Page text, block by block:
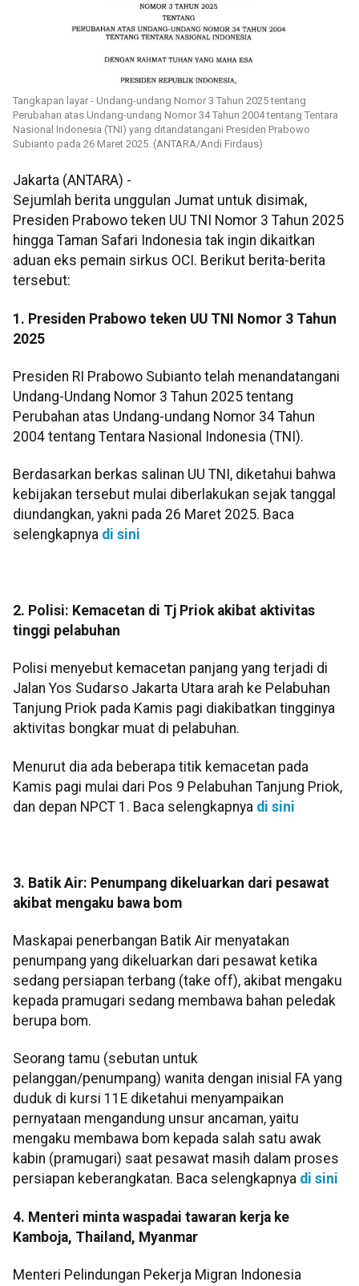
Tangkapan layar - Undang-undang Nomor 3 Tahun 2025 tentang
Perubahan atas Undang-undang Nomor 34 Tahun 2004 tentang Tentara
Nasional Indonesia (TNI) yang ditandatangani Presiden Prabowo
Subianto pada 26 Maret 2025. (ANTARA/Andi Firdaus)
Jakarta (ANTARA) -
Sejumlah berita unggulan Jumat untuk disimak,
Presiden Prabowo teken UU TNI Nomor 3 Tahun 2025
hingga Taman Safari Indonesia tak ingin dikaitkan
aduan eks pemain sirkus OCI . Berikut berita-berita
tersebut:
1. Presiden Prabowo teken UU TNI Nomor 3 Tahun
2025
Presiden RI Prabowo Subianto telah menandatangani
Undang-Undang Nomor 3 Tahun 2025 tentang
Perubahan atas Undang-undang Nomor 34 Tahun
2004 tentang Tentara Nasional Indonesia (TNI).
Berdasarkan berkas salinan UU TNI, diketahui bahwa
kebijakan tersebut mulai diberlakukan sejak tanggal
diundangkan, yakni pada 26 Maret 2025. Baca
selengkapnya di sini
2. Polisi: Kemacetan di Tj Priok akibat aktivitas
tinggi pelabuhan
Polisi menyebut kemacetan panjang yang terjadi di
Jalan Yos Sudarso Jakarta Utara arah ke Pelabuhan
Tanjung Priok pada Kamis pagi diakibatkan tingginya
aktivitas bongkar muat di pelabuhan.
Menurut dia ada beberapa titik kemacetan pada
Kamis pagi mulai dari Pos 9 Pelabuhan Tanjung Priok,
dan depan NPCT 1. Baca selengkapnya di sini
3. Batik Air: Penumpang dikeluarkan dari pesawat
akibat mengaku bawa bom
Maskapai penerbangan Batik Air menyatakan
penumpang yang dikeluarkan dari pesawat ketika
sedang persiapan terbang (take off), akibat mengaku
kepada pramugari sedang membawa bahan peledak
berupa bom.
Seorang tamu (sebutan untuk
pelanggan/penumpang) wanita dengan inisial FA yang
duduk di kursi 11E diketahui menyampaikan
pernyataan mengandung unsur ancaman, yaitu
mengaku membawa bom kepada salah satu awak
kabin (pramugari) saat pesawat masih dalam proses
persiapan keberangkatan. Baca selengkapnya di sini
4. Menteri minta waspadai tawaran kerja ke
Kamboja, Thailand, Myanmar
Menteri Pelindungan Pekerja Migran Indonesia